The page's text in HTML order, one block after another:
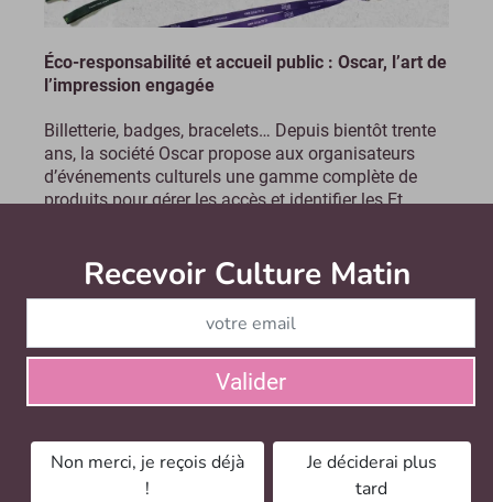
Éco-responsabilité et accueil public : Oscar, l’art de
l’impression engagée
Billetterie, badges, bracelets… Depuis bientôt trente
ans, la société Oscar propose aux organisateurs
d’événements culturels une gamme complète de
produits pour gérer les accès et identifier les Et...
Recevoir Culture Matin
Valider
Non merci, je reçois déjà
!
Je déciderai plus
tard